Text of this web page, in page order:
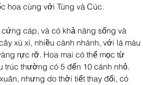
hoa cùng với Tùng và Cúc.
cáp, và có khả năng sống và
xù xì, nhiều cành nhánh, với lá màu
rực rỡ. Hoa mai có thể mọc từ
trúc thường có 5 đến 10 cánh nhỏ.
nhưng do thời tiết thay đổi, có